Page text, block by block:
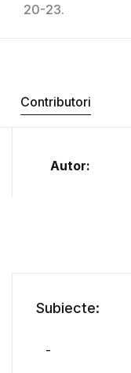
20-23.
Contributori
Autor:
Subiecte:
-